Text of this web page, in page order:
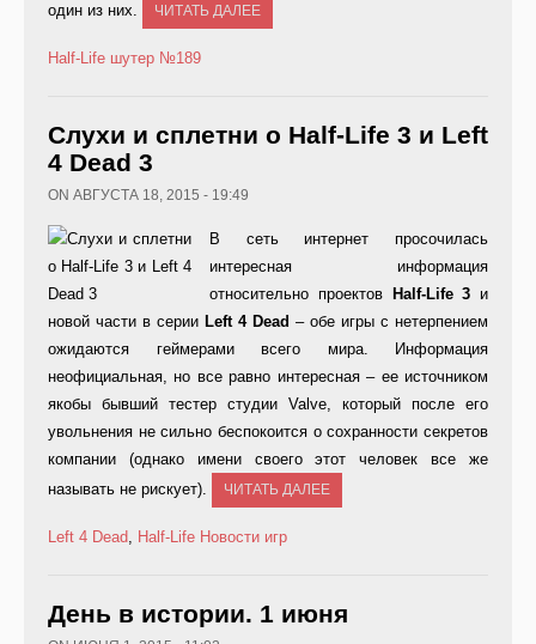
один из них.
ЧИТАТЬ ДАЛЕЕ
Half-Life шутер №189
Слухи и сплетни о Half-Life 3 и Left
4 Dead 3
ON АВГУСТА 18, 2015 - 19:49
В сеть интернет просочилась
интересная информация
относительно проектов
Half-Life 3 и
новой части в серии Left 4 Dead – обе игры с нетерпением
ожидаются геймерами всего мира. Информация
неофициальная, но все равно интересная – ее источником
якобы бывший тестер студии Valve, который после его
увольнения не сильно беспокоится о сохранности секретов
компании (однако имени своего этот человек все же
называть не рискует).
ЧИТАТЬ ДАЛЕЕ
Left 4 Dead, Half-Life Новости игр
День в истории. 1 июня